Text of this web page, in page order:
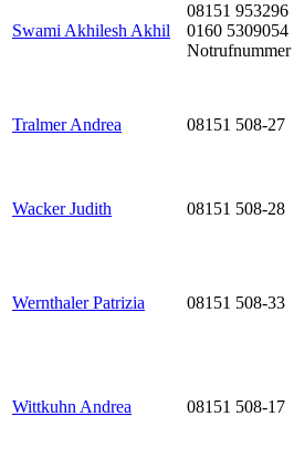
Swami Akhilesh Akhil
08151 953296
0160 5309054
Notrufnummer
Tralmer Andrea 08151 508-27
Wacker Judith 08151 508-28
Wernthaler Patrizia 08151 508-33
Wittkuhn Andrea 08151 508-17